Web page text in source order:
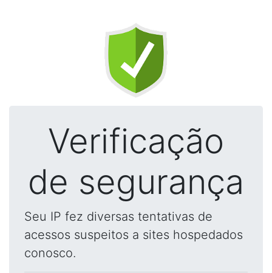
Verificação
de segurança
Seu IP fez diversas tentativas de
acessos suspeitos a sites hospedados
conosco.